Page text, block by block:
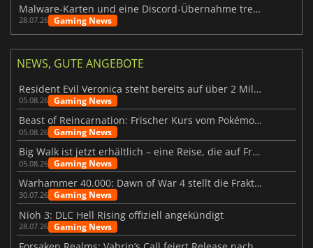
Malware-Karten und eine Discord-Übernahme treffen Meccha Chameleon
28.07.26 Gaming News
NEWS, GUTE ANGEBOTE
Resident Evil Veronica steht bereits auf über 2 Millionen Wunschlisten
05.08.26 Gaming News
Beast of Reincarnation: Frischer Kurs vom Pokémon-Studio
05.08.26 Gaming News
Big Walk ist jetzt erhältlich – eine Reise, die auf Freundschaft basiert
05.08.26 Gaming News
Warhammer 40.000: Dawn of War 4 stellt die Fraktion der Necrons vor
30.07.26 Gaming News
Nioh 3: DLC Hell Rising offiziell angekündigt
28.07.26 Gaming News